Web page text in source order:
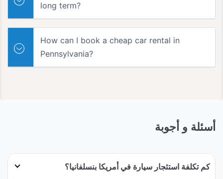
long term?
How can I book a cheap car rental in
Pennsylvania?
أسئلة و أجوبة
كم تكلفة استئجار سيارة في أمريكا بنسلفانيا؟